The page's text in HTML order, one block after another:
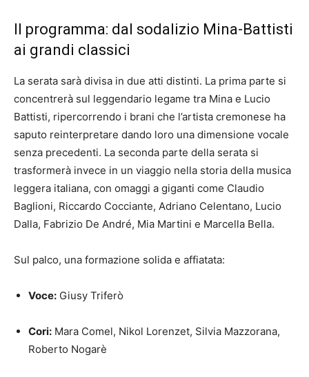
Il programma: dal sodalizio Mina-Battisti
ai grandi classici
La serata sarà divisa in due atti distinti. La prima parte si
concentrerà sul leggendario legame tra Mina e Lucio
Battisti, ripercorrendo i brani che l’artista cremonese ha
saputo reinterpretare dando loro una dimensione vocale
senza precedenti. La seconda parte della serata si
trasformerà invece in un viaggio nella storia della musica
leggera italiana, con omaggi a giganti come Claudio
Baglioni, Riccardo Cocciante, Adriano Celentano, Lucio
Dalla, Fabrizio De André, Mia Martini e Marcella Bella.
Sul palco, una formazione solida e affiatata:
Voce: Giusy Triferò
Cori: Mara Comel, Nikol Lorenzet, Silvia Mazzorana,
Roberto Nogarè